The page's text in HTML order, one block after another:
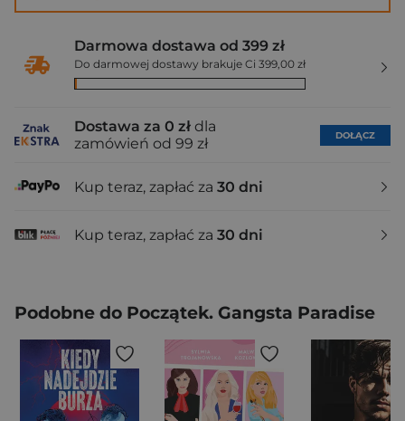
Darmowa dostawa od 399 zł
Do darmowej dostawy brakuje Ci 399,00 zł
Dostawa za 0 zł dla
zamówień od 99 zł
DOŁĄCZ
Kup teraz, zapłać za 30 dni
Kup teraz, zapłać za 30 dni
Podobne do Początek. Gangsta Paradise